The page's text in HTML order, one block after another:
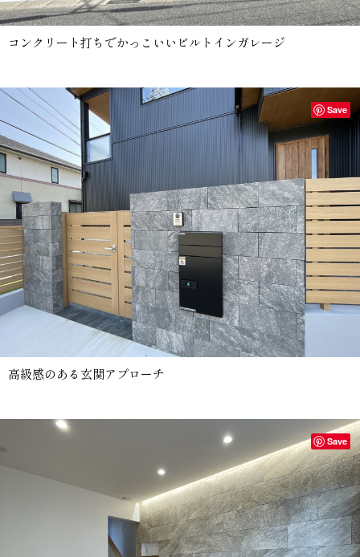
コンクリート打ちでかっこいいビルトインガレージ
高級感のある玄関アプローチ
Save
Save